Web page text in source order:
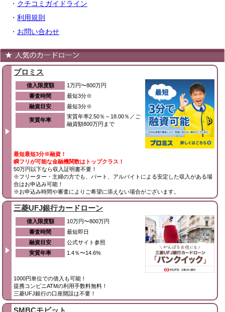
・ クチコミガイドライン
・ 利用規則
・ お問い合わせ
プロミス
借入限度額
1万円〜800万円
審査時間
最短3分※
融資目安
最短3分※
実質年率
実質年率2.50％～18.00％／ご
融資額800万円まで
最短最短3分※融資！
瞬フリが可能な金融機関数はトップクラス！
50万円以下なら収入証明書不要！
※フリーター・主婦の方でも、パート、アルバイトによる安定した収入がある場
合はお申込み可能！
※お申込み時間や審査によりご希望に添えない場合がございます。
三菱UFJ銀行カードローン
借入限度額
10万円〜800万円
審査時間
最短即日
融資目安
公式サイト参照
実質年率
1.4％〜14.6%
1000円単位での借入も可能！
提携コンビニATMの利用手数料無料！
三菱UFJ銀行の口座開設は不要！
SMBCモビット